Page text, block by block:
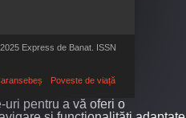
Express de Banat. ISSN
Poveste de viață
pentru a vă oferi o